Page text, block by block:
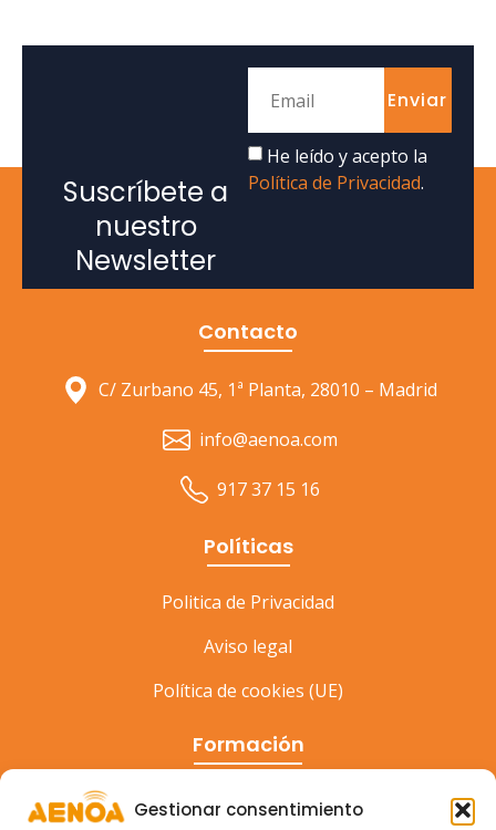
Gestionar consentimiento
Suscríbete a
nuestro
Newsletter
He leído y acepto la
Política de Privacidad.
Enviar
Contacto
C/ Zurbano 45, 1ª Planta, 28010 – Madrid
info@aenoa.com
917 37 15 16
Políticas
Politica de Privacidad
Aviso legal
Política de cookies (UE)
Formación
Cursos